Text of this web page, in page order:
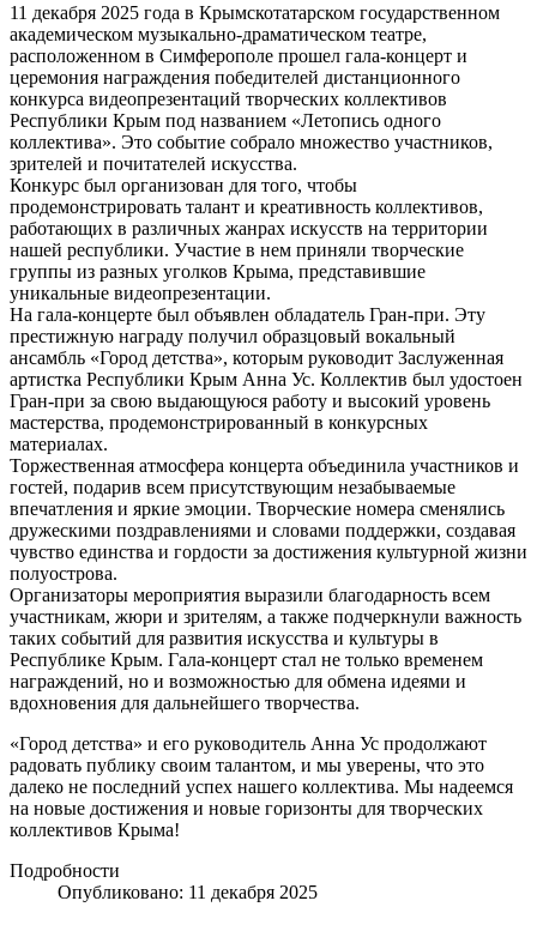
11 декабря 2025 года в Крымскотатарском государственном
академическом музыкально-драматическом театре,
расположенном в Симферополе прошел гала-концерт и
церемония награждения победителей дистанционного
конкурса видеопрезентаций творческих коллективов
Республики Крым под названием «Летопись одного
коллектива». Это событие собрало множество участников,
зрителей и почитателей искусства.
Конкурс был организован для того, чтобы
продемонстрировать талант и креативность коллективов,
работающих в различных жанрах искусств на территории
нашей республики. Участие в нем приняли творческие
группы из разных уголков Крыма, представившие
уникальные видеопрезентации.
На гала-концерте был объявлен обладатель Гран-при. Эту
престижную награду получил образцовый вокальный
ансамбль «Город детства», которым руководит Заслуженная
артистка Республики Крым Анна Ус. Коллектив был удостоен
Гран-при за свою выдающуюся работу и высокий уровень
мастерства, продемонстрированный в конкурсных
материалах.
Торжественная атмосфера концерта объединила участников и
гостей, подарив всем присутствующим незабываемые
впечатления и яркие эмоции. Творческие номера сменялись
дружескими поздравлениями и словами поддержки, создавая
чувство единства и гордости за достижения культурной жизни
полуострова.
Организаторы мероприятия выразили благодарность всем
участникам, жюри и зрителям, а также подчеркнули важность
таких событий для развития искусства и культуры в
Республике Крым. Гала-концерт стал не только временем
награждений, но и возможностью для обмена идеями и
вдохновения для дальнейшего творчества.
«Город детства» и его руководитель Анна Ус продолжают
радовать публику своим талантом, и мы уверены, что это
далеко не последний успех нашего коллектива. Мы надеемся
на новые достижения и новые горизонты для творческих
коллективов Крыма!
Подробности
Опубликовано: 11 декабря 2025